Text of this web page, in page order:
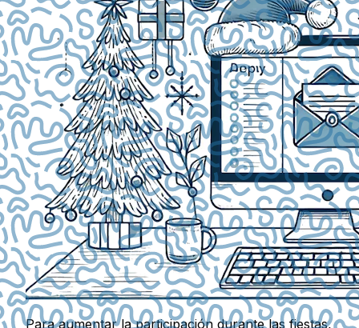
Para aumentar la participación durante las fiestas,